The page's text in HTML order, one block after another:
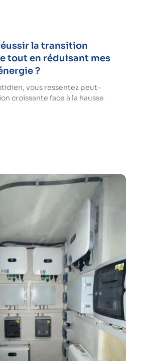
la transition
tout en réduisant mes
?
vous ressentez peut-
croissante face à la hausse